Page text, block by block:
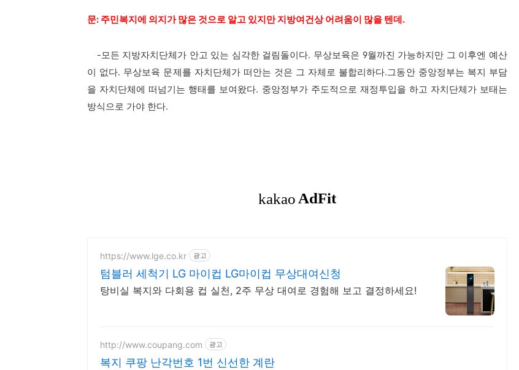
문: 주민복지에 의지가 많은 것으로 알고 있지만 지방여건상 어려움이 많을 텐데.
-모든 지방자치단체가 안고 있는 심각한 걸림돌이다. 무상보육은 9월까진 가능하지만 그 이후엔 예산
이 없다. 무상보육 문제를 자치단체가 떠안는 것은 그 자체로 불합리하다.그동안 중앙정부는 복지 부담
을 자치단체에 떠넘기는 행태를 보여왔다. 중앙정부가 주도적으로 재정투입을 하고 자치단체가 보태는
방식으로 가야 한다.
https://www.lge.co.kr 광고
텀블러 세척기 LG 마이컵 LG마이컵 무상대여신청
탕비실 복지와 다회용 컵 실천, 2주 무상 대여로 경험해 보고 결정하세요!
http://www.coupang.com 광고
복지 쿠팡 난각번호 1번 신선한 계란